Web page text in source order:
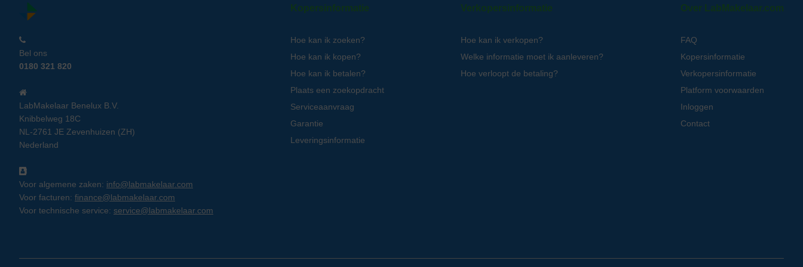
Bel ons
0180 321 820
LabMakelaar Benelux B.V.
Knibbelweg 18C
NL-2761 JE Zevenhuizen (ZH)
Nederland
Voor algemene zaken: info@labmakelaar.com
Voor facturen: finance@labmakelaar.com
Voor technische service: service@labmakelaar.com
Kopersinformatie
Hoe kan ik zoeken?
Hoe kan ik kopen?
Hoe kan ik betalen?
Plaats een zoekopdracht
Serviceaanvraag
Garantie
Leveringsinformatie
Verkopersinformatie
Hoe kan ik verkopen?
Welke informatie moet ik aanleveren?
Hoe verloopt de betaling?
Over LabMakelaar.com
FAQ
Kopersinformatie
Verkopersinformatie
Platform voorwaarden
Inloggen
Contact